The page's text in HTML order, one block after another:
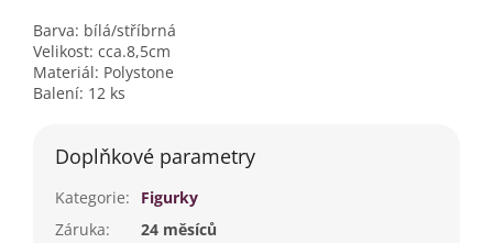
Barva: bílá/stříbrná
Velikost: cca.8,5cm
Materiál: Polystone
Balení: 12 ks
Doplňkové parametry
Kategorie:
Figurky
Záruka: 24 měsíců